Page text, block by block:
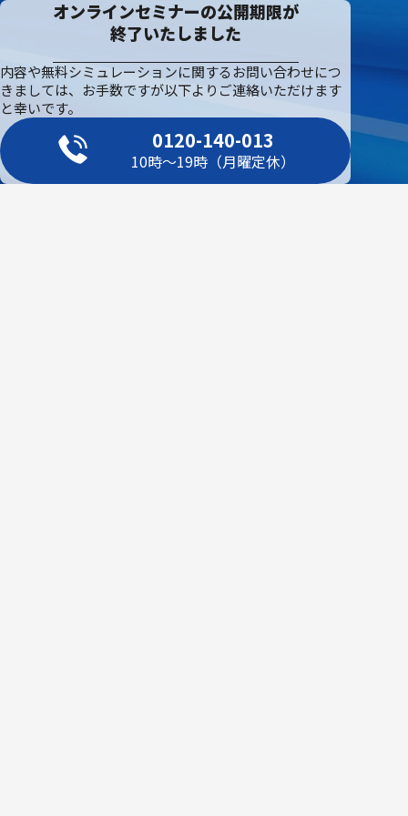
オンラインセミナーの公開期限が
終了いたしました
内容や無料シミュレーションに関するお問い合わせにつ
きましては、お手数ですが以下よりご連絡いただけます
と幸いです。
0120-140-013
10時～19時（月曜定休）